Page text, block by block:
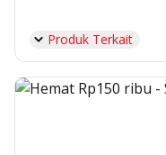
Produk Terkait